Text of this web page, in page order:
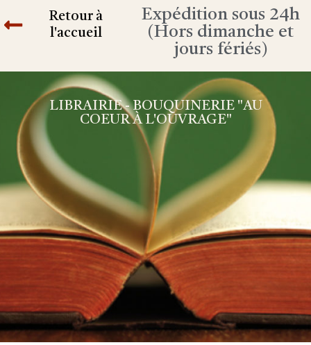
Retour à
l'accueil
Expédition sous 24h
(Hors dimanche et
jours fériés)
LIBRAIRIE - BOUQUINERIE "AU
COEUR À L'OUVRAGE"